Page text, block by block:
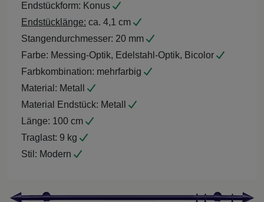
Endstückform: Konus
Endstücklänge: ca. 4,1 cm
Stangendurchmesser: 20 mm
Farbe: Messing-Optik, Edelstahl-Optik, Bicolor
Farbkombination: mehrfarbig
Material: Metall
Material Endstück: Metall
Länge: 100 cm
Traglast: 9 kg
Stil: Modern